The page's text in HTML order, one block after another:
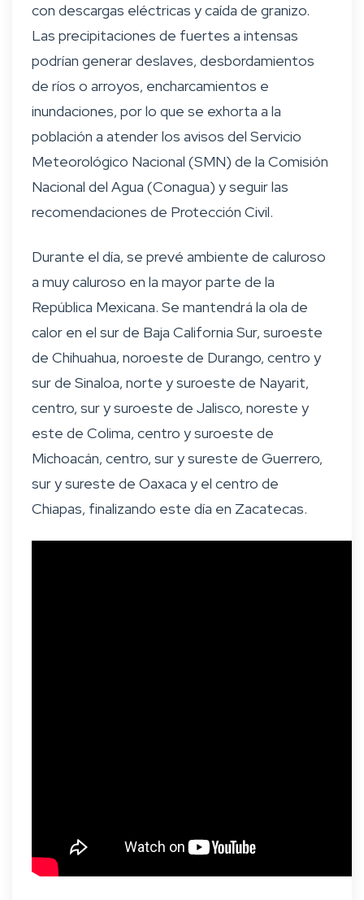
con descargas eléctricas y caída de granizo.
Las precipitaciones de fuertes a intensas
podrían generar deslaves, desbordamientos
de ríos o arroyos, encharcamientos e
inundaciones, por lo que se exhorta a la
población a atender los avisos del Servicio
Meteorológico Nacional (SMN) de la Comisión
Nacional del Agua (Conagua) y seguir las
recomendaciones de Protección Civil.
Durante el día, se prevé ambiente de caluroso
a muy caluroso en la mayor parte de la
República Mexicana. Se mantendrá la ola de
calor en el sur de Baja California Sur, suroeste
de Chihuahua, noroeste de Durango, centro y
sur de Sinaloa, norte y suroeste de Nayarit,
centro, sur y suroeste de Jalisco, noreste y
este de Colima, centro y suroeste de
Michoacán, centro, sur y sureste de Guerrero,
sur y sureste de Oaxaca y el centro de
Chiapas, finalizando este día en Zacatecas.